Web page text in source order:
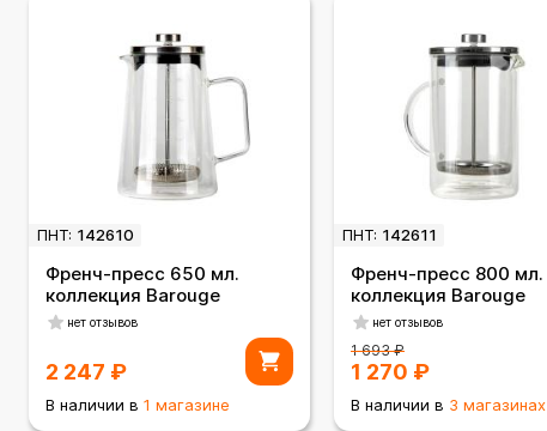
ПНТ: 142610
Френч-пресс 650 мл.
коллекция Barouge
нет отзывов
2 247 ₽
В наличии в 1 магазине
ПНТ: 142611
Френч-пресс 800 мл.
коллекция Barouge
нет отзывов
1 693₽
1 270 ₽
В наличии в 3 магазинах